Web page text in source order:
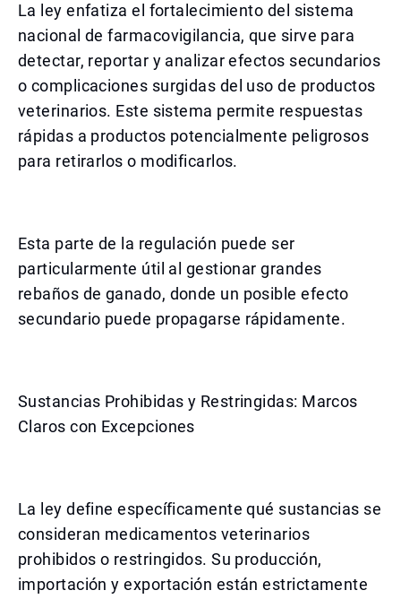
La ley enfatiza el fortalecimiento del sistema
nacional de farmacovigilancia, que sirve para
detectar, reportar y analizar efectos secundarios
o complicaciones surgidas del uso de productos
veterinarios. Este sistema permite respuestas
rápidas a productos potencialmente peligrosos
para retirarlos o modificarlos.
Esta parte de la regulación puede ser
particularmente útil al gestionar grandes
rebaños de ganado, donde un posible efecto
secundario puede propagarse rápidamente.
Sustancias Prohibidas y Restringidas: Marcos
Claros con Excepciones
La ley define específicamente qué sustancias se
consideran medicamentos veterinarios
prohibidos o restringidos. Su producción,
importación y exportación están estrictamente